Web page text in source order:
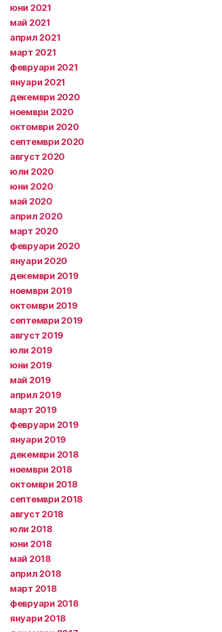
юни 2021
май 2021
април 2021
март 2021
февруари 2021
януари 2021
декември 2020
ноември 2020
октомври 2020
септември 2020
август 2020
юли 2020
юни 2020
май 2020
април 2020
март 2020
февруари 2020
януари 2020
декември 2019
ноември 2019
октомври 2019
септември 2019
август 2019
юли 2019
юни 2019
май 2019
април 2019
март 2019
февруари 2019
януари 2019
декември 2018
ноември 2018
октомври 2018
септември 2018
август 2018
юли 2018
юни 2018
май 2018
април 2018
март 2018
февруари 2018
януари 2018